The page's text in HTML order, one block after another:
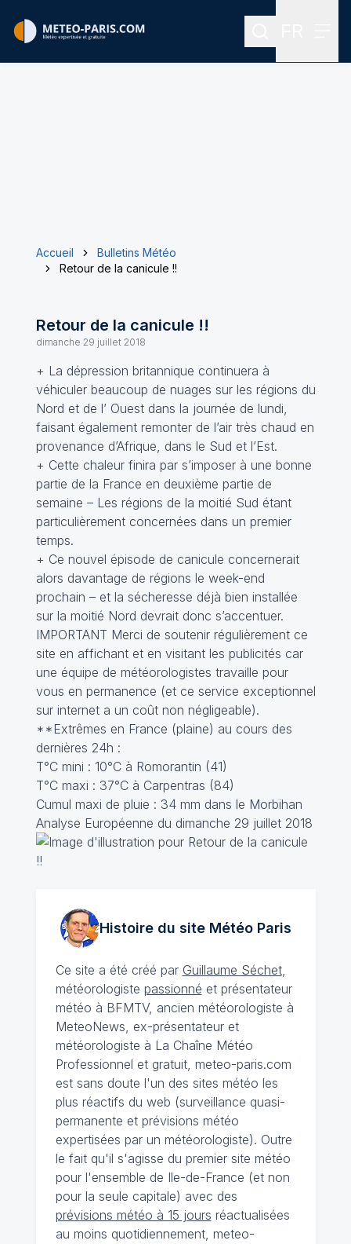
Rechercher
Accueil
Bulletins Météo
Retour de la canicule !!
Retour de la canicule !!
dimanche 29 juillet 2018
+ La dépression britannique continuera à
véhiculer beaucoup de nuages sur les régions du
Nord et de l’ Ouest dans la journée de lundi,
faisant également remonter de l’air très chaud en
provenance d’Afrique, dans le Sud et l’Est.
+ Cette chaleur finira par s’imposer à une bonne
partie de la France en deuxième partie de
semaine – Les régions de la moitié Sud étant
particulièrement concernées dans un premier
temps.
+ Ce nouvel épisode de canicule concernerait
alors davantage de régions le week-end
prochain – et la sécheresse déjà bien installée
sur la moitié Nord devrait donc s’accentuer.
IMPORTANT Merci de soutenir régulièrement ce
site en affichant et en visitant les publicités car
une équipe de météorologistes travaille pour
vous en permanence (et ce service exceptionnel
sur internet a un coût non négligeable).
**Extrêmes en France (plaine) au cours des
dernières 24h :
T°C mini : 10°C à Romorantin (41)
T°C maxi : 37°C à Carpentras (84)
Cumul maxi de pluie : 34 mm dans le Morbihan
Analyse Européenne du dimanche 29 juillet 2018
Histoire du site MétéoParis
Ce site a été créé par Guillaume Séchet,
météorologiste passionné et présentateur
météo à BFMTV, ancien météorologiste à
MeteoNews, ex-présentateur et
météorologiste à La Chaîne Météo
Professionnel et gratuit, meteo-paris.com
est sans doute l'un des sites météo les
plus réactifs du web (surveillance quasi-
permanente et prévisions météo
expertisées par un météorologiste). Outre
le fait qu'il s'agisse du premier site météo
pour l'ensemble de Ile-de-France (et non
pour la seule capitale) avec des
prévisions météo à 15 jours réactualisées
au moins quotidiennement, meteo-